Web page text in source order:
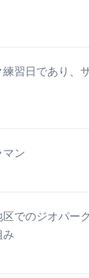
習日であり、
マン
でのジオパー
み